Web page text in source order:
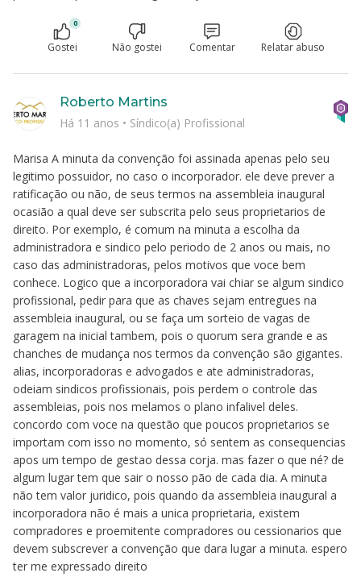
0
Gostei Não gostei Comentar Relatar abuso
Marisa A minuta da convenção foi assinada apenas pelo seu
legitimo possuidor, no caso o incorporador. ele deve prever a
ratificação ou não, de seus termos na assembleia inaugural
ocasião a qual deve ser subscrita pelo seus proprietarios de
direito. Por exemplo, é comum na minuta a escolha da
administradora e sindico pelo periodo de 2 anos ou mais, no
caso das administradoras, pelos motivos que voce bem
conhece. Logico que a incorporadora vai chiar se algum sindico
profissional, pedir para que as chaves sejam entregues na
assembleia inaugural, ou se faça um sorteio de vagas de
garagem na inicial tambem, pois o quorum sera grande e as
chanches de mudança nos termos da convenção são gigantes.
alias, incorporadoras e advogados e ate administradoras,
odeiam sindicos profissionais, pois perdem o controle das
assembleias, pois nos melamos o plano infalivel deles.
concordo com voce na questão que poucos proprietarios se
importam com isso no momento, só sentem as consequencias
apos um tempo de gestao dessa corja. mas fazer o que né? de
algum lugar tem que sair o nosso pão de cada dia. A minuta
não tem valor juridico, pois quando da assembleia inaugural a
incorporadora não é mais a unica proprietaria, existem
compradores e proemitente compradores ou cessionarios que
devem subscrever a convenção que dara lugar a minuta. espero
ter me expressado direito
Roberto Martins
Há 11 anos • Síndico(a) Profissional